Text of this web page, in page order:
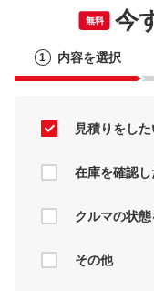
無料 今
1 内容を選択
見積りをした
在庫を確認し
クルマの状
その他